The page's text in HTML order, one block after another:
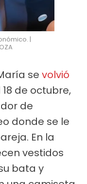
|
se volvió
de octubre,
de
donde se le
En la
vestidos
bata y